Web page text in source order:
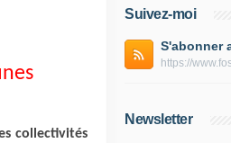
collectivités
Suivez-moi
S'abonner
https://
Newsletter